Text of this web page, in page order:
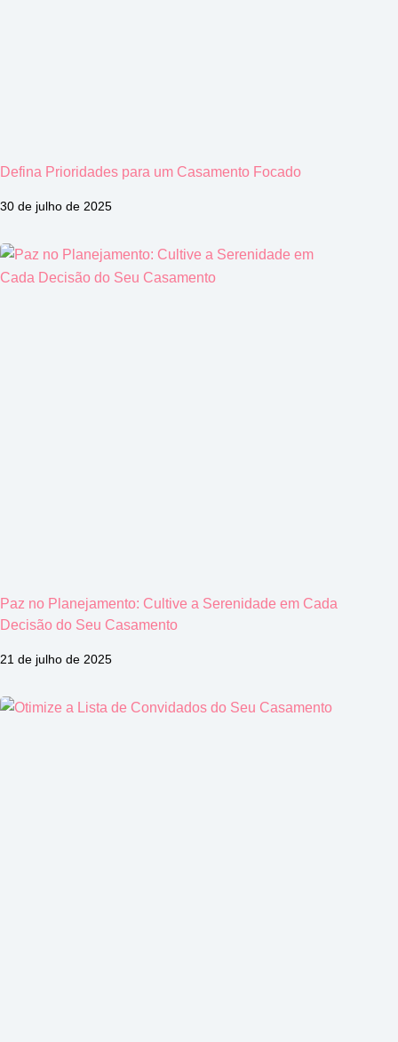
Defina Prioridades para um Casamento Focado
30 de julho de 2025
Paz no Planejamento: Cultive a Serenidade em Cada
Decisão do Seu Casamento
21 de julho de 2025